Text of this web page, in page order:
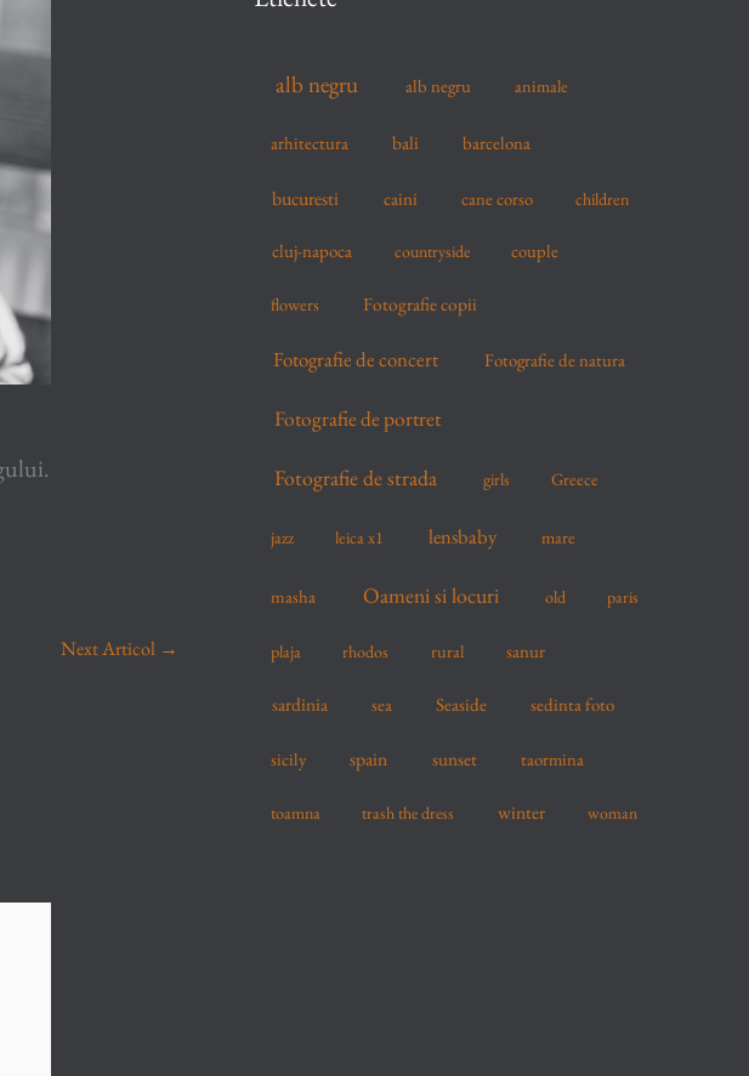
Next Articol →
alb negru alb negru animale
arhitectura bali barcelona
bucuresti caini cane corso children
cluj-napoca countryside couple
flowers Fotografie copii
Fotografie de concert Fotografie de natura
Fotografie de portret
Fotografie de strada girls Greece
jazz leica x1 lensbaby mare
masha Oameni si locuri old paris
plaja rhodos rural sanur
sardinia sea Seaside sedinta foto
sicily spain sunset taormina
toamna trash the dress winter woman